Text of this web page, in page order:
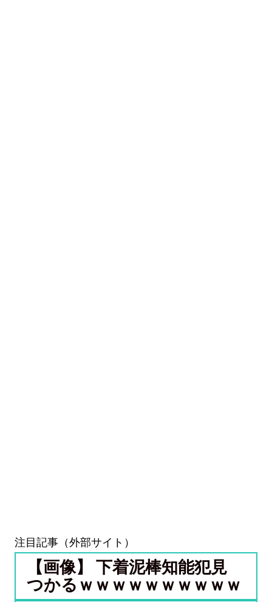
注目記事（外部サイト）
【画像】 下着泥棒知能犯見
つかるｗｗｗｗｗｗｗｗｗｗ